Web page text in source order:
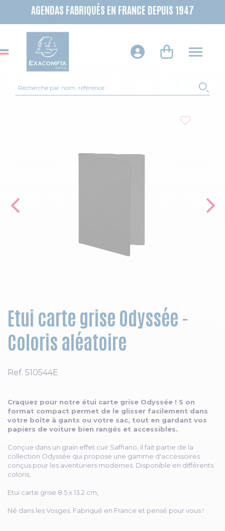
AGENDAS FABRIQUÉS EN FRANCE DEPUIS 1947
Etui carte grise Odyssée -
Coloris aléatoire
Ref. 510544E
Craquez pour notre étui carte grise Odyssée ! S on
format compact permet de le glisser facilement dans
votre boîte à gants ou votre sac, tout en gardant vos
papiers de voiture bien rangés et accessibles.
Conçue dans un grain effet cuir Saffiano, il fait partie de la
collection Odyssée qui propose une gamme d'accessoires
conçus pour les aventuriers modernes. Disponible en différents
coloris,
Etui carte grise 8.5 x 13.2 cm,
Né dans les Vosges. Fabriqué en France et pensé pour vous !